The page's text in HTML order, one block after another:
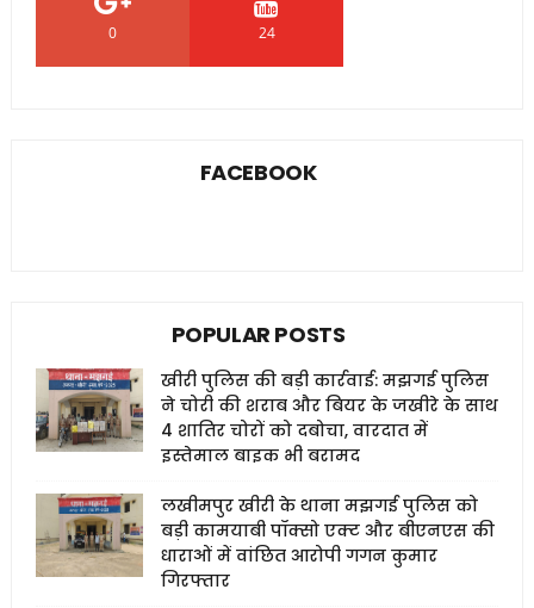
0 24
FACEBOOK
POPULAR POSTS
खीरी पुलिस की बड़ी कार्रवाई: मझगई पुलिस
ने चोरी की शराब और बियर के जखीरे के साथ
4 शातिर चोरों को दबोचा, वारदात में
इस्तेमाल बाइक भी बरामद
लखीमपुर खीरी के थाना मझगई पुलिस को
बड़ी कामयाबी पॉक्सो एक्ट और बीएनएस की
धाराओं में वांछित आरोपी गगन कुमार
गिरफ्तार